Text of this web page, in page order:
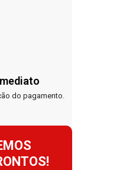
do pagamento.